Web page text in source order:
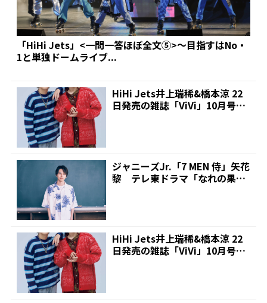
「HiHi Jets」<一問一答ほぼ全文⑤>～目指すはNo・
1と単独ドームライブ...
HiHi Jets井上瑞稀&橋本涼 22
日発売の雑誌「ViVi」10月号に
ジャニーズJr.「7 MEN 侍」矢花
黎 テレ東ドラマ「なれの果て
HiHi Jets井上瑞稀&橋本涼 22
日発売の雑誌「ViVi」10月号に